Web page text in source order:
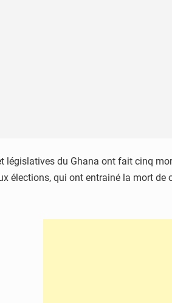
du Ghana ont fait cinq
élections, qui ont entrainé la mort